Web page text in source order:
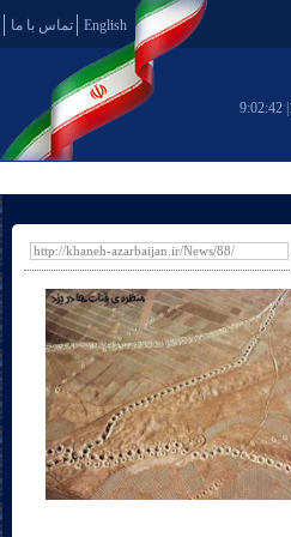
English تماس با ما
9:02:43